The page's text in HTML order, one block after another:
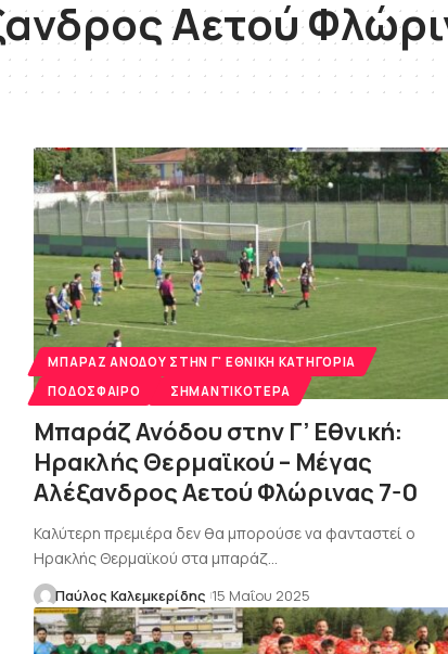
Αετού
MΠΑΡΑΖ ΑΝΌΔΟΥ ΣΤΗΝ Γ' ΕΘΝΙΚΉ ΚΑΤΗΓΟΡΊΑ
ΠΟΔΌΣΦΑΙΡΟ
ΣΗΜΑΝΤΙΚΌΤΕΡΑ
Μπαράζ Ανόδου στην Γ’ Εθνική:
Ηρακλής Θερμαϊκού – Μέγας
Αλέξανδρος Αετού Φλώρινας 7-0
Καλύτερη πρεμιέρα δεν θα μπορούσε να φανταστεί ο
Ηρακλής Θερμαϊκού στα μπαράζ…
Παύλος Καλεμκερίδης 15 Μαΐου 2025